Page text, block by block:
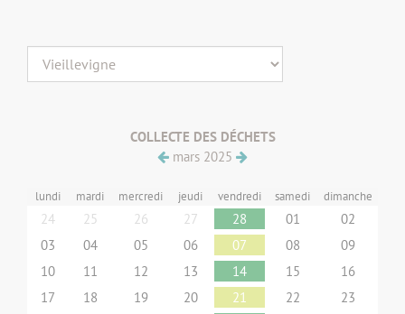
COLLECTE DES DÉCHETS
mars 2025
lundi mardi mercredi jeudi vendredi samedi dimanche
24 25 26 27 28 01
02
03
04 05 06 07 08
09
10
11 12 13 14 15
16
17
18 19 20 21 22
23